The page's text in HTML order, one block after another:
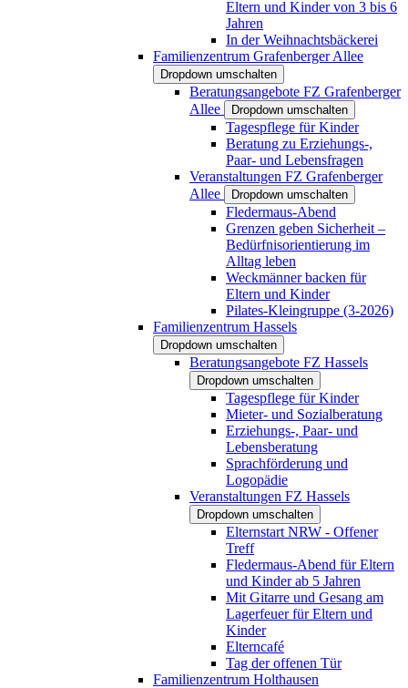
Eltern und Kinder von 3 bis 6
Jahren
In der Weihnachtsbäckerei
Familienzentrum Grafenberger Allee
Dropdown umschalten
Beratungsangebote FZ Grafenberger
Allee
Dropdown umschalten
Tagespflege für Kinder
Beratung zu Erziehungs-,
Paar- und Lebensfragen
Veranstaltungen FZ Grafenberger
Allee
Dropdown umschalten
Fledermaus-Abend
Grenzen geben Sicherheit –
Bedürfnisorientierung im
Alltag leben
Weckmänner backen für
Eltern und Kinder
Pilates-Kleingruppe (3-2026)
Familienzentrum Hassels
Dropdown umschalten
Beratungsangebote FZ Hassels
Dropdown umschalten
Tagespflege für Kinder
Mieter- und Sozialberatung
Erziehungs-, Paar- und
Lebensberatung
Sprachförderung und
Logopädie
Veranstaltungen FZ Hassels
Dropdown umschalten
Elternstart NRW - Offener
Treff
Fledermaus-Abend für Eltern
und Kinder ab 5 Jahren
Mit Gitarre und Gesang am
Lagerfeuer für Eltern und
Kinder
Elterncafé
Tag der offenen Tür
Familienzentrum Holthausen